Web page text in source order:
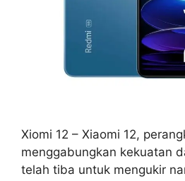
Xiomi 12 – Xiaomi 12,
menggabungkan kekuatan
telah tiba untuk mengukir